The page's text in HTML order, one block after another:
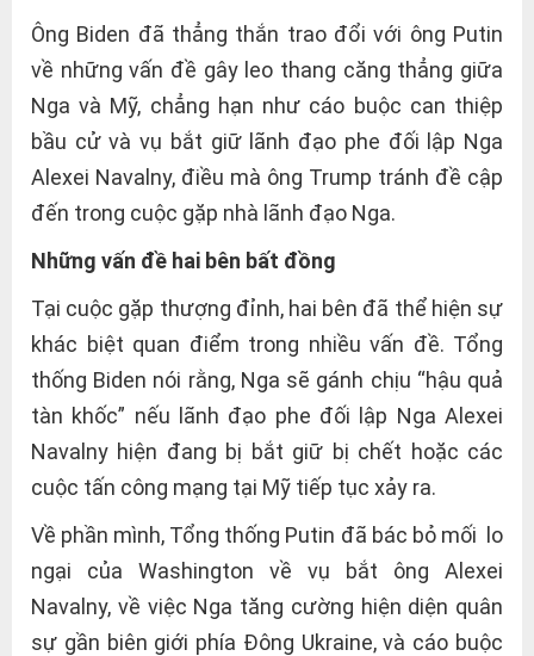
Ông Biden đã thẳng thắn trao đổi với ông Putin
về những vấn đề gây leo thang căng thẳng giữa
Nga và Mỹ, chẳng hạn như cáo buộc can thiệp
bầu cử và vụ bắt giữ lãnh đạo phe đối lập Nga
Alexei Navalny, điều mà ông Trump tránh đề cập
đến trong cuộc gặp nhà lãnh đạo Nga.
Những vấn đề hai bên bất đồng
Tại cuộc gặp thượng đỉnh, hai bên đã thể hiện sự
khác biệt quan điểm trong nhiều vấn đề. Tổng
thống Biden nói rằng, Nga sẽ gánh chịu “hậu quả
tàn khốc” nếu lãnh đạo phe đối lập Nga Alexei
Navalny hiện đang bị bắt giữ bị chết hoặc các
cuộc tấn công mạng tại Mỹ tiếp tục xảy ra.
Về phần mình, Tổng thống Putin đã bác bỏ mối lo
ngại của Washington về vụ bắt ông Alexei
Navalny, về việc Nga tăng cường hiện diện quân
sự gần biên giới phía Đông Ukraine, và cáo buộc